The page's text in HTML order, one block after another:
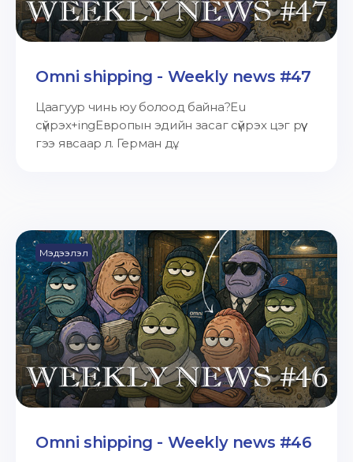
Omni shipping - Weekly news #47
Цаагуур чинь юу болоод байна?Eu
сүйрэх+ingЕвропын эдийн засаг сүйрэх цэг рүү
гээ явсаар л. Герман дү...
Мэдээлэл
Omni shipping - Weekly news #46